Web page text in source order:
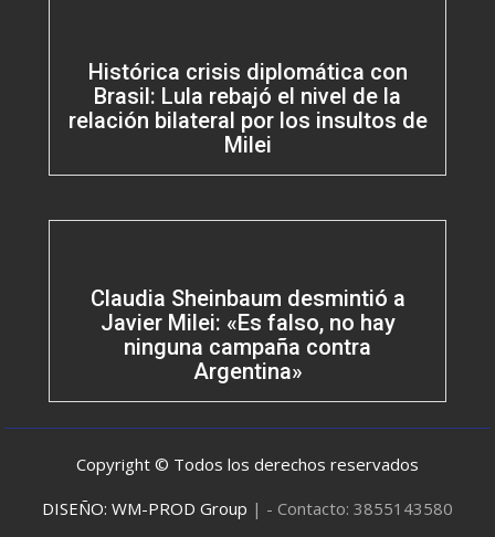
Histórica crisis diplomática con
Brasil: Lula rebajó el nivel de la
relación bilateral por los insultos de
Milei
Claudia Sheinbaum desmintió a
Javier Milei: «Es falso, no hay
ninguna campaña contra
Argentina»
Copyright © Todos los derechos reservados
DISEÑO: WM-PROD Group | - Contacto: 3855143580